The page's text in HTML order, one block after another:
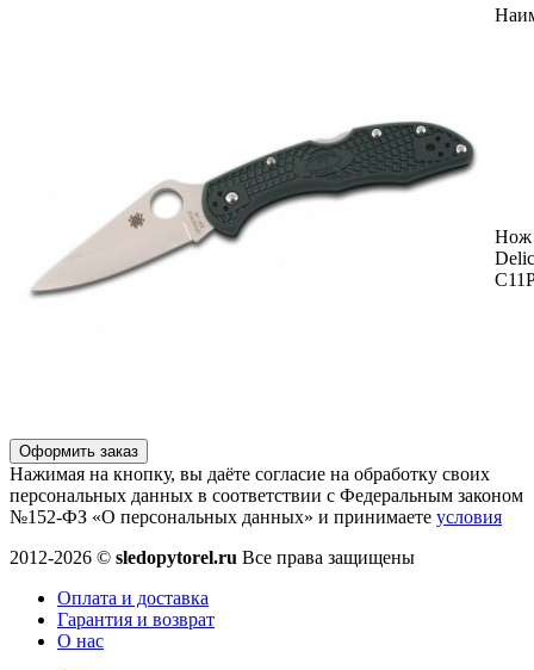
Нож
Оформить заказ
Нажимая на кнопку, вы даёте согласие на обработку своих
персональных данных в соответствии с Федеральным законом
№152-ФЗ «О персональных данных» и принимаете условия
2012-2026 © sledopytorel.ru Все права защищены
Оплата и доставка
Гарантия и возврат
О нас